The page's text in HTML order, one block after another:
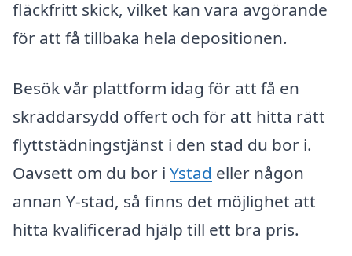
fläckfritt skick, vilket kan vara avgörande
för att få tillbaka hela depositionen.
Besök vår plattform idag för att få en
skräddarsydd offert och för att hitta rätt
flyttstädningstjänst i den stad du bor i.
Oavsett om du bor i Ystad eller någon
annan Y-stad, så finns det möjlighet att
hitta kvalificerad hjälp till ett bra pris.